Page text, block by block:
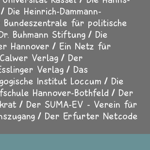
Die Heinrich-Dammann-
Bundeszentrale für politische
Buhmann Stiftung
Die
Hannover
Ein Netz für
Verlag
Der
Verlag
Das
Institut Loccum
Die
Hannover-Bothfeld
Der
Der SUMA-EV - Verein für
Der Erfurter Netcode